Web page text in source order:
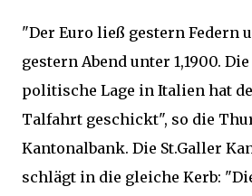
"Der Euro ließ gestern Federn
gestern Abend unter 1,1900.
politische Lage in Italien hat
Talfahrt geschickt", so die
Kantonalbank. Die St.Galler
schlägt in die gleiche Kerb: